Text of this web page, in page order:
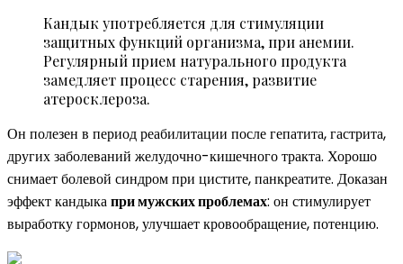
Кандык употребляется для стимуляции
защитных функций организма, при анемии.
Регулярный прием натурального продукта
замедляет процесс старения, развитие
атеросклероза.
Он полезен в период реабилитации после гепатита, гастрита,
других заболеваний желудочно-кишечного тракта. Хорошо
снимает болевой синдром при цистите, панкреатите. Доказан
эффект кандыкапри мужских проблемах: он стимулирует
выработку гормонов, улучшает кровообращение, потенцию.